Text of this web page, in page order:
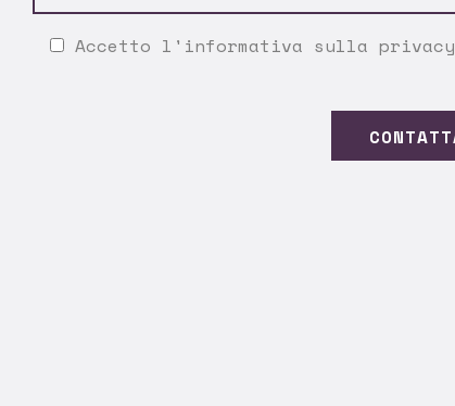
Accetto l' informativa sulla privacy